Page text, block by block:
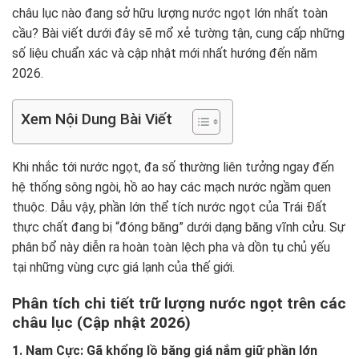
châu lục nào đang sở hữu lượng nước ngọt lớn nhất toàn
cầu? Bài viết dưới đây sẽ mổ xẻ tường tận, cung cấp những
số liệu chuẩn xác và cập nhật mới nhất hướng đến năm
2026.
Xem Nội Dung Bài Viết
Khi nhắc tới nước ngọt, đa số thường liên tưởng ngay đến
hệ thống sông ngòi, hồ ao hay các mạch nước ngầm quen
thuộc. Dẫu vậy, phần lớn thể tích nước ngọt của Trái Đất
thực chất đang bị “đóng băng” dưới dạng băng vĩnh cửu. Sự
phân bổ này diễn ra hoàn toàn lệch pha và dồn tụ chủ yếu
tại những vùng cực giá lạnh của thế giới.
Phân tích chi tiết trữ lượng nước ngọt trên các
châu lục (Cập nhật 2026)
1. Nam Cực: Gã khổng lồ băng giá nắm giữ phần lớn